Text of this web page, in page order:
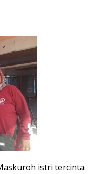
istri tercinta